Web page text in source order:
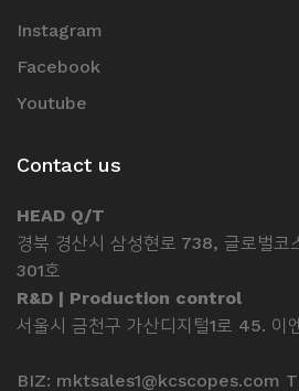
Instagram
Facebook
Youtube
Contact us
HEAD Q/T
경북 경산시 삼성현로 738, 글로벌코
301호
R&D | Production control
서울시 금천구 가산디지털1로 45. 이
BIZ: mktsales1@kcscopes.com